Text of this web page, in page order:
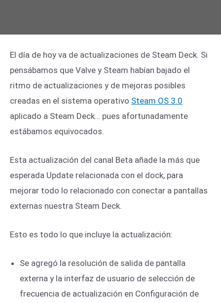
El día de hoy va de actualizaciones de Steam Deck. Si
pensábamos que Valve y Steam habían bajado el
ritmo de actualizaciones y de mejoras posibles
creadas en el sistema operativo Steam OS 3.0
aplicado a Steam Deck… pues afortunadamente
estábamos equivocados.
Esta actualización del canal Beta añade la más que
esperada Update relacionada con el dock, para
mejorar todo lo relacionado con conectar a pantallas
externas nuestra Steam Deck.
Esto es todo lo que incluye la actualización:
Se agregó la resolución de salida de pantalla
externa y la interfaz de usuario de selección de
frecuencia de actualización en Configuración de